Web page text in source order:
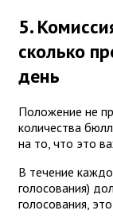
5.
сколько
день
Положение не
количества
на то, что это
В течение
голосования)
голосования,